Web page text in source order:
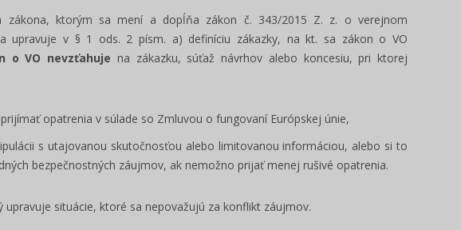
zákona, ktorým sa mení a dopĺňa zákon č. 343/2015 Z. z. o verejnom
upravuje v § 1 ods. 2 písm. a) definíciu zákazky, na kt. sa zákon o VO
o VO nevzťahuje na zákazku, súťaž návrhov alebo koncesiu, pri ktorej
opatrenia v súlade so Zmluvou o fungovaní Európskej únie,
s utajovanou skutočnosťou alebo limitovanou informáciou, alebo si to
bezpečnostných záujmov, ak nemožno prijať menej rušivé opatrenia.
upravuje situácie, ktoré sa nepovažujú za konflikt záujmov.